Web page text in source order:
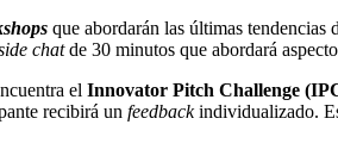
que abordarán las últimas tendencias
chatde 30 minutos que abordará
el Innovator Pitch Challenge
recibirá un feedbackindividualizado.